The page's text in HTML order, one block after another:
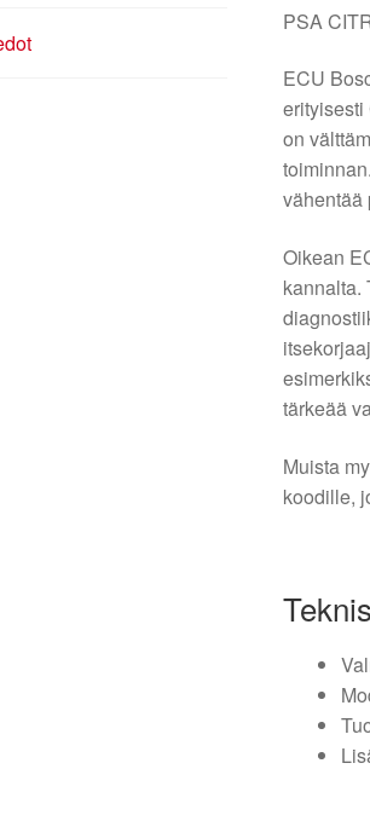
PSA
ECU
on
vähentää
Oikean
kannalta.
tärkeää
Muista
koodille,